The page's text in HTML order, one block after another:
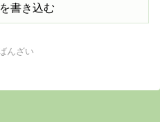
書き込む
んざい